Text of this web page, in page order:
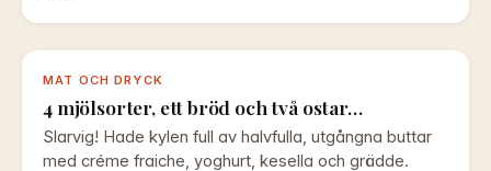
MAT OCH DRYCK
4 mjölsorter, ett bröd och två ostar…
Slarvig! Hade kylen full av halvfulla, utgångna buttar
med créme fraiche, yoghurt, kesella och grädde.